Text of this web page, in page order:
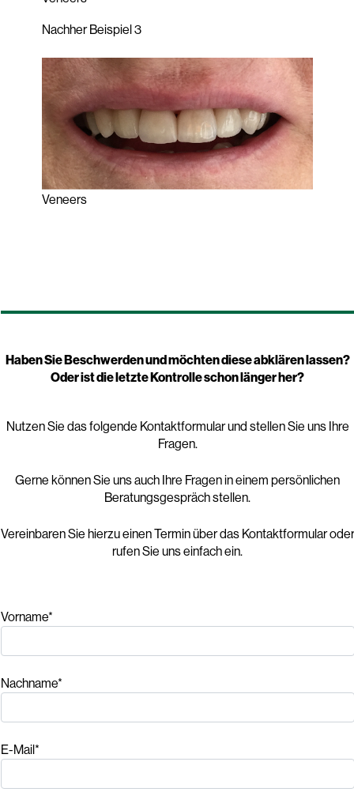
Nachher Beispiel 3
Veneers
Haben Sie Beschwerden und möchten diese abklären lassen?
Oder ist die letzte Kontrolle schon länger her?
Nutzen Sie das folgende Kontaktformular und stellen Sie uns Ihre
Fragen.
Gerne können Sie uns auch Ihre Fragen in einem persönlichen
Beratungsgespräch stellen.
Vereinbaren Sie hierzu einen Termin über das Kontaktformular oder
rufen Sie uns einfach ein.
Vorname*
Nachname*
E-Mail*